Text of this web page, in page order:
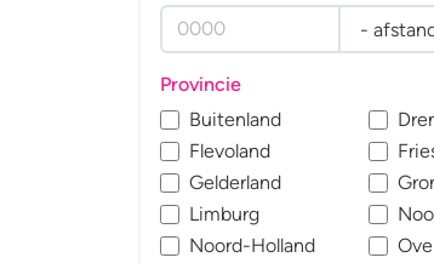
Provincie
Buitenland
Flevoland
Gelderland
Limburg
Noord-Holland